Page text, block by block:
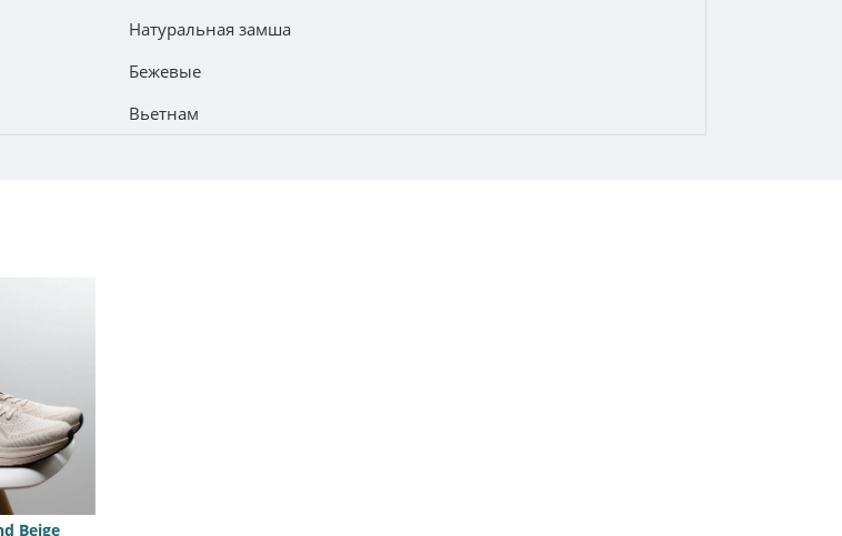
Натуральная замша
Бежевые
Вьетнам
Beige